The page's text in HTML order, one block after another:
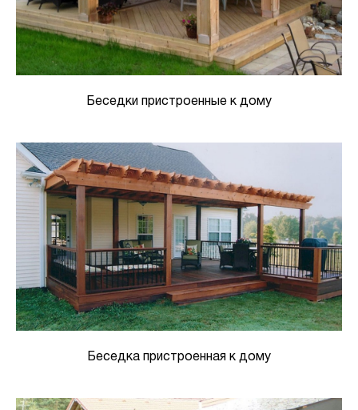
Беседки пристроенные к дому
Беседка пристроенная к дому